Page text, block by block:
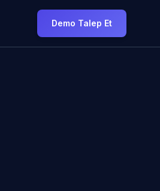
Demo Talep Et